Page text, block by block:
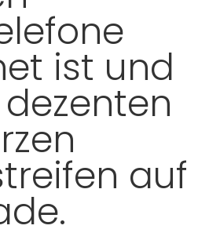
ist und
auf